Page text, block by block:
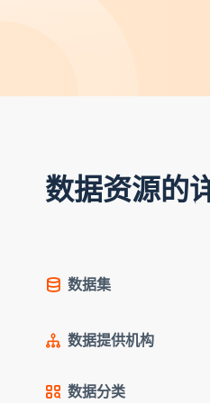
数据资源的
数据集
数据提供机构
数据分类